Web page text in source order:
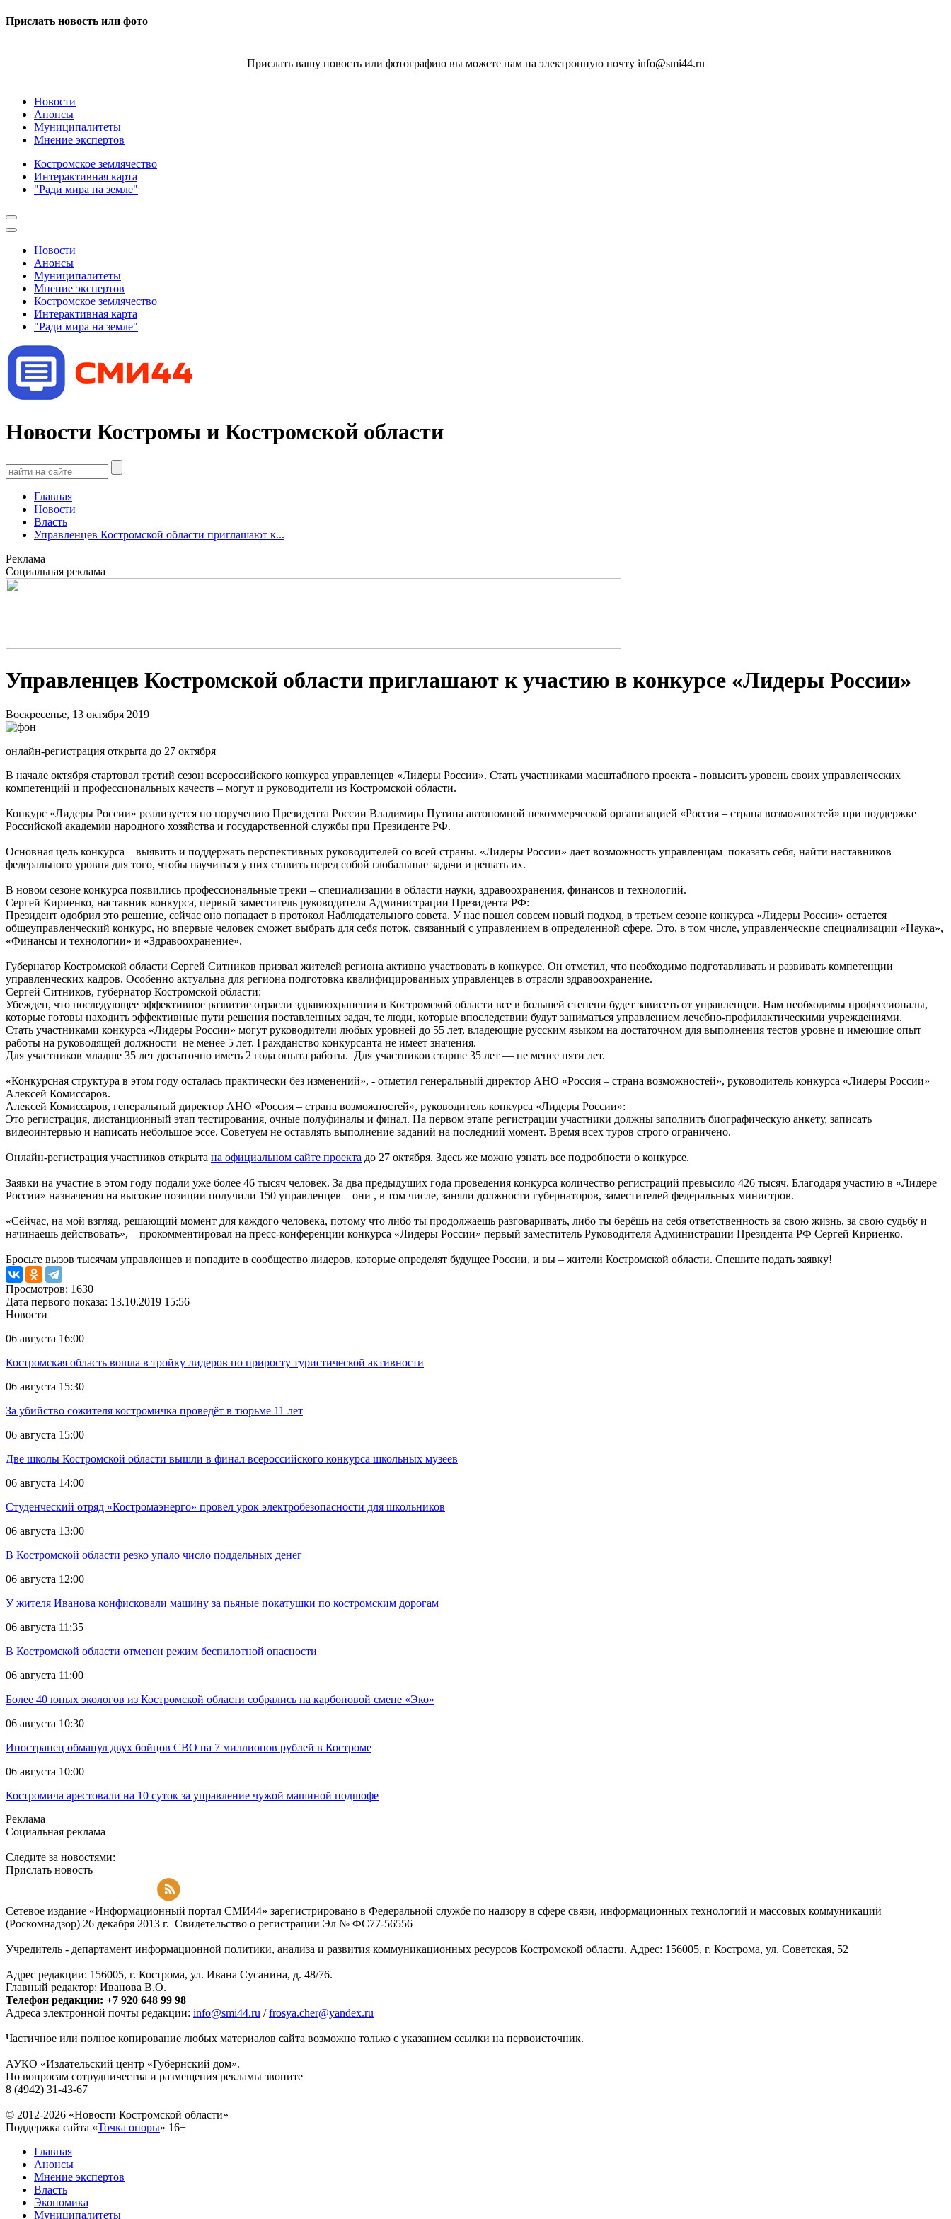
Прислать новость или фото
Прислать вашу новость или фотографию вы можете нам на электронную почту info@smi44.ru
Новости
Анонсы
Муниципалитеты
Мнение экспертов
Костромское землячество
Интерактивная карта
"Ради мира на земле"
Новости
Анонсы
Муниципалитеты
Мнение экспертов
Костромское землячество
Интерактивная карта
"Ради мира на земле"
Новости Костромы и Костромской области
Главная
Новости
Власть
Управленцев Костромской области приглашают к...
Реклама
Социальная реклама
Управленцев Костромской области приглашают к участию в конкурсе «Лидеры России»
Воскресенье, 13 октября 2019
онлайн-регистрация открыта до 27 октября
В начале октября стартовал третий сезон всероссийского конкурса управленцев «Лидеры России». Стать участниками масштабного проекта - повысить уровень своих управленческих
компетенций и профессиональных качеств – могут и руководители из Костромской области.
Конкурс «Лидеры России» реализуется по поручению Президента России Владимира Путина автономной некоммерческой организацией «Россия – страна возможностей» при поддержке
Российской академии народного хозяйства и государственной службы при Президенте РФ.
Основная цель конкурса – выявить и поддержать перспективных руководителей со всей страны. «Лидеры России» дает возможность управленцам показать себя, найти наставников
федерального уровня для того, чтобы научиться у них ставить перед собой глобальные задачи и решать их.
В новом сезоне конкурса появились профессиональные треки – специализации в области науки, здравоохранения, финансов и технологий.
Сергей Кириенко, наставник конкурса, первый заместитель руководителя Администрации Президента РФ:
Президент одобрил это решение, сейчас оно попадает в протокол Наблюдательного совета. У нас пошел совсем новый подход, в третьем сезоне конкурса «Лидеры России» остается
общеуправленческий конкурс, но впервые человек сможет выбрать для себя поток, связанный с управлением в определенной сфере. Это, в том числе, управленческие специализации «Наука»,
«Финансы и технологии» и «Здравоохранение».
Губернатор Костромской области Сергей Ситников призвал жителей региона активно участвовать в конкурсе. Он отметил, что необходимо подготавливать и развивать компетенции
управленческих кадров. Особенно актуальна для региона подготовка квалифицированных управленцев в отрасли здравоохранение.
Сергей Ситников, губернатор Костромской области:
Убежден, что последующее эффективное развитие отрасли здравоохранения в Костромской области все в большей степени будет зависеть от управленцев. Нам необходимы профессионалы,
которые готовы находить эффективные пути решения поставленных задач, те люди, которые впоследствии будут заниматься управлением лечебно-профилактическими учреждениями.
Стать участниками конкурса «Лидеры России» могут руководители любых уровней до 55 лет, владеющие русским языком на достаточном для выполнения тестов уровне и имеющие опыт
работы на руководящей должности не менее 5 лет. Гражданство конкурсанта не имеет значения.
Для участников младше 35 лет достаточно иметь 2 года опыта работы. Для участников старше 35 лет — не менее пяти лет.
«Конкурсная структура в этом году осталась практически без изменений», - отметил генеральный директор АНО «Россия – страна возможностей», руководитель конкурса «Лидеры России»
Алексей Комиссаров.
Алексей Комиссаров, генеральный директор АНО «Россия – страна возможностей», руководитель конкурса «Лидеры России»:
Это регистрация, дистанционный этап тестирования, очные полуфиналы и финал. На первом этапе регистрации участники должны заполнить биографическую анкету, записать
видеоинтервью и написать небольшое эссе. Советуем не оставлять выполнение заданий на последний момент. Время всех туров строго ограничено.
Онлайн-регистрация участников открыта на официальном сайте проекта до 27 октября. Здесь же можно узнать все подробности о конкурсе.
Заявки на участие в этом году подали уже более 46 тысяч человек. За два предыдущих года проведения конкурса количество регистраций превысило 426 тысяч. Благодаря участию в «Лидере
России» назначения на высокие позиции получили 150 управленцев – они , в том числе, заняли должности губернаторов, заместителей федеральных министров.
«Сейчас, на мой взгляд, решающий момент для каждого человека, потому что либо ты продолжаешь разговаривать, либо ты берёшь на себя ответственность за свою жизнь, за свою судьбу и
начинаешь действовать», – прокомментировал на пресс-конференции конкурса «Лидеры России» первый заместитель Руководителя Администрации Президента РФ Сергей Кириенко.
Бросьте вызов тысячам управленцев и попадите в сообщество лидеров, которые определят будущее России, и вы – жители Костромской области. Спешите подать заявку!
Просмотров: 1630
Дата первого показа: 13.10.2019 15:56
Новости
06 августа 16:00
Костромская область вошла в тройку лидеров по приросту туристической активности
06 августа 15:30
За убийство сожителя костромичка проведёт в тюрьме 11 лет
06 августа 15:00
Две школы Костромской области вышли в финал всероссийского конкурса школьных музеев
06 августа 14:00
Студенческий отряд «Костромаэнерго» провел урок электробезопасности для школьников
06 августа 13:00
В Костромской области резко упало число поддельных денег
06 августа 12:00
У жителя Иванова конфисковали машину за пьяные покатушки по костромским дорогам
06 августа 11:35
В Костромской области отменен режим беспилотной опасности
06 августа 11:00
Более 40 юных экологов из Костромской области собрались на карбоновой смене «Эко»
06 августа 10:30
Иностранец обманул двух бойцов СВО на 7 миллионов рублей в Костроме
06 августа 10:00
Костромича арестовали на 10 суток за управление чужой машиной подшофе
Реклама
Социальная реклама
Следите за новостями:
Прислать новость
Сетевое издание «Информационный портал СМИ44» зарегистрировано в Федеральной службе по надзору в сфере связи, информационных технологий и массовых коммуникаций
(Роскомнадзор) 26 декабря 2013 г. Свидетельство о регистрации Эл № ФC77-56556
Учредитель - департамент информационной политики, анализа и развития коммуникационных ресурсов Костромской области. Адрес: 156005, г. Кострома, ул. Советская, 52
Адрес редакции: 156005, г. Кострома, ул. Ивана Сусанина, д. 48/76.
Главный редактор: Иванова В.О.
Телефон редакции: +7 920 648 99 98
Адреса электронной почты редакции: info@smi44.ru /frosya.cher@yandex.ru
Частичное или полное копирование любых материалов сайта возможно только с указанием ссылки на первоисточник.
АУКО «Издательский центр «Губернский дом».
По вопросам сотрудничества и размещения рекламы звоните
8 (4942) 31-43-67
© 2012-2026 «Новости Костромской области»
Поддержка сайта «Точка опоры» 16+
Главная
Анонсы
Мнение экспертов
Власть
Экономика
Муниципалитеты